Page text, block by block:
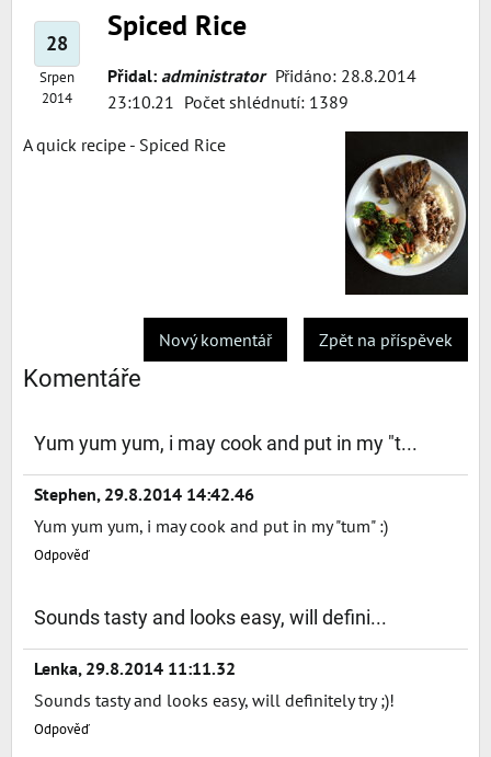
28
Srpen
2014
Spiced Rice
Přidal: administrator Přidáno: 28.8.2014
23:10.21
Počet shlédnutí: 1389
A quick recipe - Spiced Rice
Zpět na příspěvek
Nový komentář
Komentáře
Yum yum yum, i may cook and put in my "t...
Stephen, 29.8.2014 14:42.46
Yum yum yum, i may cook and put in my "tum" :)
Odpověď
Sounds tasty and looks easy, will defini...
Lenka, 29.8.2014 11:11.32
Sounds tasty and looks easy, will definitely try ;)!
Odpověď